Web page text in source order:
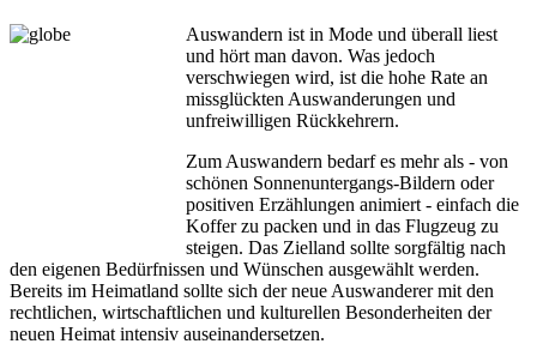
Auswandern ist in Mode und überall liest
und hört man davon. Was jedoch
verschwiegen wird, ist die hohe Rate an
missglückten Auswanderungen und
unfreiwilligen Rückkehrern.
Zum Auswandern bedarf es mehr als - von
schönen Sonnenuntergangs-Bildern oder
positiven Erzählungen animiert - einfach die
Koffer zu packen und in das Flugzeug zu
steigen. Das Zielland sollte sorgfältig nach
den eigenen Bedürfnissen und Wünschen ausgewählt werden.
Bereits im Heimatland sollte sich der neue Auswanderer mit den
rechtlichen, wirtschaftlichen und kulturellen Besonderheiten der
neuen Heimat intensiv auseinandersetzen.